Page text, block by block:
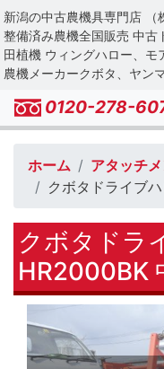
新潟の中古農機具専門店 （
整備済み農機全国販売 中古
田植機 ウィングハロー、モ
農機メーカークボタ、ヤン
0120-278-
ホーム アタッチメ
クボタドライブ
クボタドラ
HR2000BK